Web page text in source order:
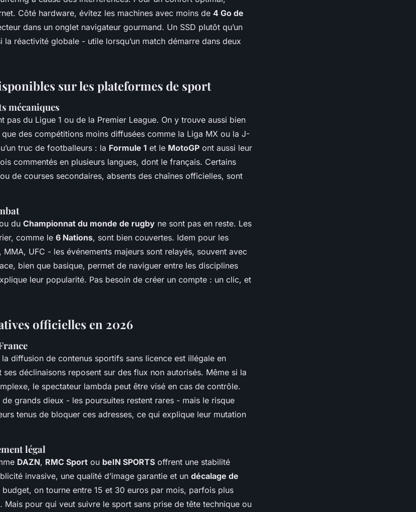
Côté hardware, évitez les machines avec moins de 4 Go de
dans un onglet navigateur gourmand. Un SSD plutôt qu’un
la réactivité globale - utile lorsqu’un match démarre dans deux
sur les plateformes de sport
mécaniques
pas du Ligue 1 ou de la Premier League. On y trouve aussi bien
que des compétitions moins diffusées comme la Liga MX ou la J-
truc de footballeurs : la Formule 1 et le MotoGP ont aussi leur
commentés en plusieurs langues, dont le français. Certains
de courses secondaires, absents des chaînes officielles, sont
du Championnat du monde de rugby ne sont pas en reste. Les
comme le 6 Nations, sont bien couvertes. Idem pour les
UFC - les événements majeurs sont relayés, souvent avec
bien que basique, permet de naviguer entre les disciplines
leur popularité. Pas besoin de créer un compte : un clic, et
officielles en 2026
diffusion de contenus sportifs sans licence est illégale en
ses déclinaisons reposent sur des flux non autorisés. Même si la
le spectateur lambda peut être visé en cas de contrôle.
de grands dieux - les poursuites restent rares - mais le risque
tenus de bloquer ces adresses, ce qui explique leur mutation
légal
DAZN, RMC Sport ou beIN SPORTS offrent une stabilité
invasive, une qualité d’image garantie et un décalage de
budget, on tourne entre 15 et 30 euros par mois, parfois plus
Mais pour qui veut suivre le sport sans prise de tête technique ou